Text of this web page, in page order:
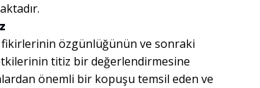
fikirlerinin özgünlüğünün ve sonraki
titiz bir değerlendirmesine
önemli bir kopuşu temsil eden ve